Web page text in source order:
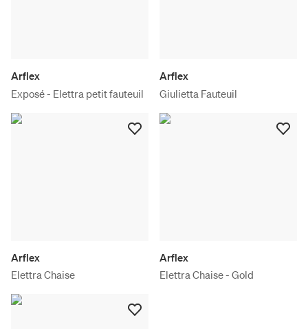
Arflex
Exposé - Elettra petit fauteuil
Arflex
Giulietta Fauteuil
Arflex
Elettra Chaise
Arflex
Elettra Chaise - Gold